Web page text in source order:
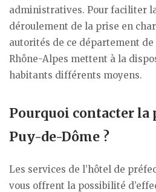
administratives. Pour faciliter
déroulement de la prise en
autorités de ce département
Rhône-Alpes mettent à la
habitants différents moyens.
Pourquoi contacter la
Puy-de-Dôme ?
Les services de l’hôtel de
vous offrent la possibilité